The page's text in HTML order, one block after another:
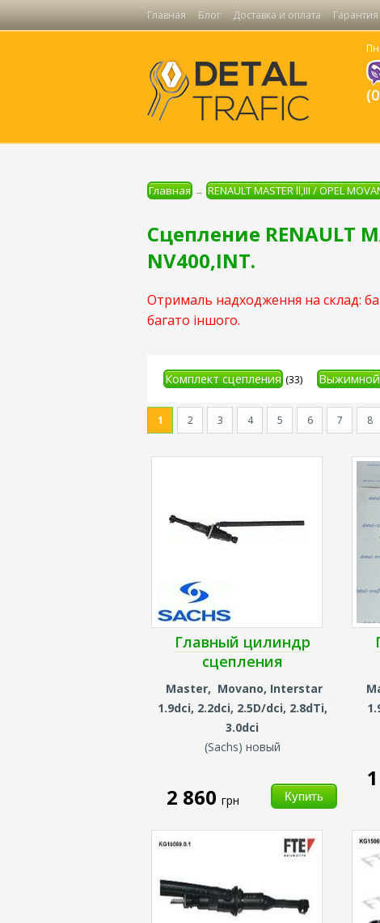
Главная Блог Доставка и оплата
Главная → RENAULT MASTER ll,III / OPEL
Сцепление RENAULT
NV400,INT.
Отрималь надходження на склад:
багато іншого.
Комплект сцепления (33)
1 2 3 4 5 6 7 8
Главный цилиндр
сцепления
Master, Movano, Interstar
1.9dci, 2.2dci, 2.5D/dci, 2.8dTi,
3.0dci
(Sachs) новый
2 860 грн